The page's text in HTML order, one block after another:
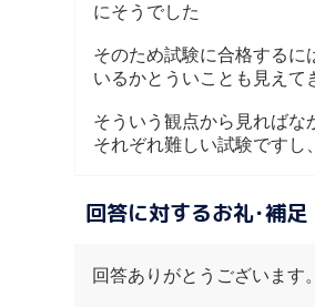
にそうでした
そのため試験に合格するに
いるかとういことも見えて
そういう観点から見ればな
それぞれ難しい試験ですし
回答に対するお礼･補足
回答ありがとうございます。